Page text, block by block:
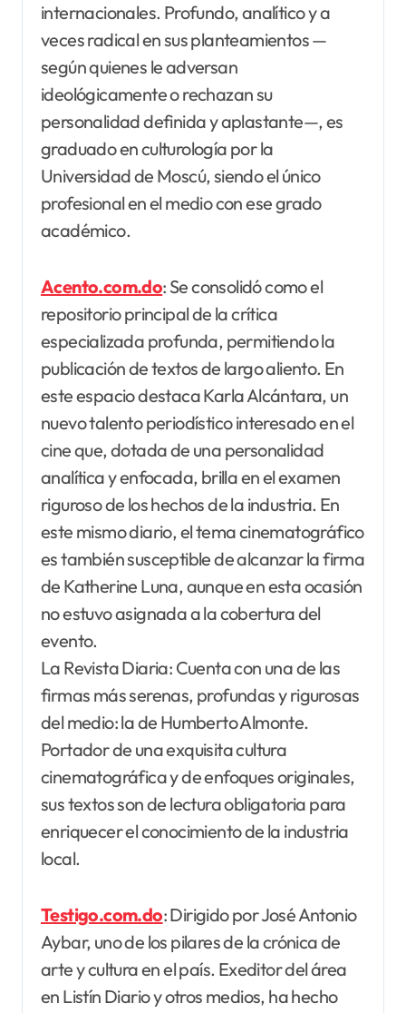
internacionales. Profundo, analítico y a
veces radical en sus planteamientos —
según quienes le adversan
ideológicamente o rechazan su
personalidad definida y aplastante—, es
graduado en culturología por la
Universidad de Moscú, siendo el único
profesional en el medio con ese grado
académico.
Acento.com.do: Se consolidó como el
repositorio principal de la crítica
especializada profunda, permitiendo la
publicación de textos de largo aliento. En
este espacio destaca Karla Alcántara, un
nuevo talento periodístico interesado en el
cine que, dotada de una personalidad
analítica y enfocada, brilla en el examen
riguroso de los hechos de la industria. En
este mismo diario, el tema cinematográfico
es también susceptible de alcanzar la firma
de Katherine Luna, aunque en esta ocasión
no estuvo asignada a la cobertura del
evento.
La Revista Diaria: Cuenta con una de las
firmas más serenas, profundas y rigurosas
del medio: la de Humberto Almonte.
Portador de una exquisita cultura
cinematográfica y de enfoques originales,
sus textos son de lectura obligatoria para
enriquecer el conocimiento de la industria
local.
Testigo.com.do: Dirigido por José Antonio
Aybar, uno de los pilares de la crónica de
arte y cultura en el país. Exeditor del área
en Listín Diario y otros medios, ha hecho